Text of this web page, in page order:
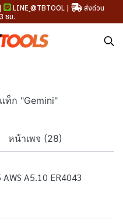
| LINE @TBTOOL |
ส่งด่วน
ชม.
ท็ก "Gemini"
หน้าเพจ (28)
A5.10 ER4043